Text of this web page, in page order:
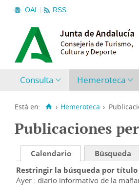
OAI RSS
Consulta Hemeroteca
Está en: › Hemeroteca ›
Publicaciones
Calendario Búsqueda
Restringir la búsqueda por
Ayer : diario informativo de la